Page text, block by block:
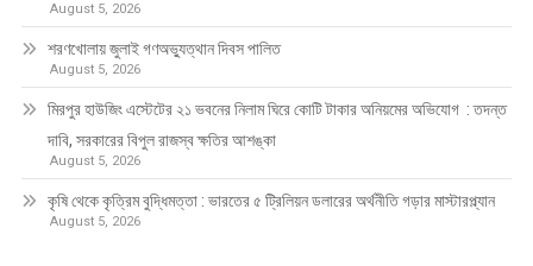
August 5, 2026
শরণখোলায় জুলাই গণঅভ্যুত্থান দিবস পালিত
August 5, 2026
মিরপুর হাউজিং এস্টেটের ২১ ভবনের নিলাম ঘিরে কোটি টাকার অনিয়মের অভিযোগ : তদন্ত
দাবি, সরকারের বিপুল রাজস্ব ক্ষতির আশঙ্কা
August 5, 2026
কৃষি থেকে কৃত্রিম বুদ্ধিমত্তা : ভারতের ৫ ট্রিলিয়ন ডলারের অর্থনীতি গড়ার মাস্টারপ্ল্যান
August 5, 2026